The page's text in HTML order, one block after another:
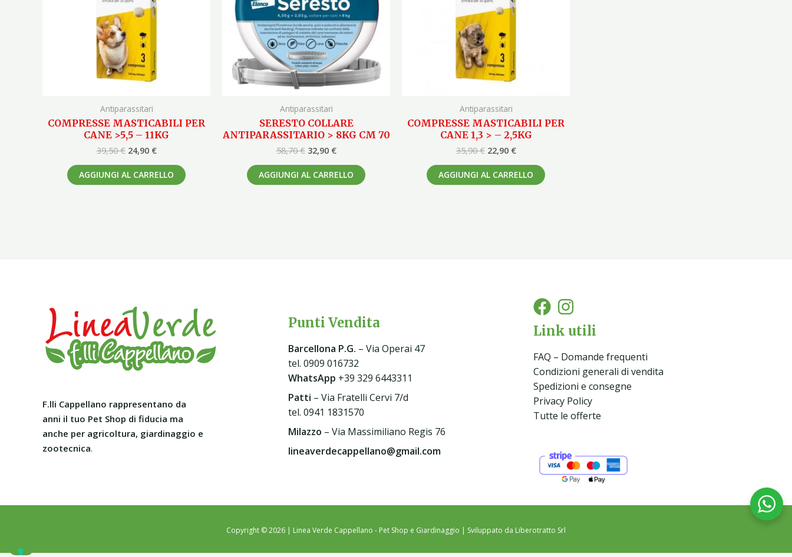
Antiparassitari
COMPRESSE MASTICABILI PER
CANE >5,5 – 11KG
39,50€ 24,90 €
AGGIUNGI AL CARRELLO
Antiparassitari
SERESTO COLLARE
ANTIPARASSITARIO > 8KG CM 70
58,70€ 32,90 €
AGGIUNGI AL CARRELLO
Antiparassitari
COMPRESSE MASTICABILI PER
CANE 1,3 > – 2,5KG
35,90€ 22,90 €
AGGIUNGI AL CARRELLO
F.lli Cappellano rappresentano da
anni il tuo Pet Shop di fiducia ma
anche per agricoltura, giardinaggio e
zootecnica.
Punti Vendita
Barcellona P.G. – Via Operai 47
tel. 0909 016732
WhatsApp +39 329 6443311
Patti – Via Fratelli Cervi 7/d
tel. 0941 1831570
Milazzo – Via Massimiliano Regis 76
lineaverdecappellano@gmail.com
Link utili
FAQ – Domande frequenti
Condizioni generali di vendita
Spedizioni e consegne
Privacy Policy
Tutte le offerte
Copyright © 2026 | Linea Verde Cappellano - Pet Shop e Giardinaggio | Sviluppato da Liberotratto Srl